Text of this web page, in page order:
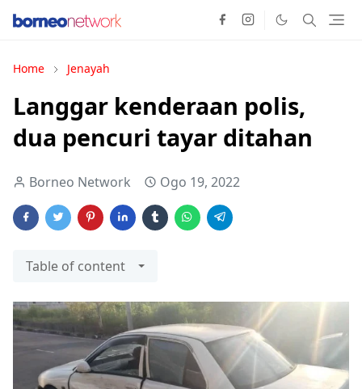
Home Jenayah
Langgar kenderaan polis,
dua pencuri tayar ditahan
Borneo Network Ogo 19, 2022
Table of content